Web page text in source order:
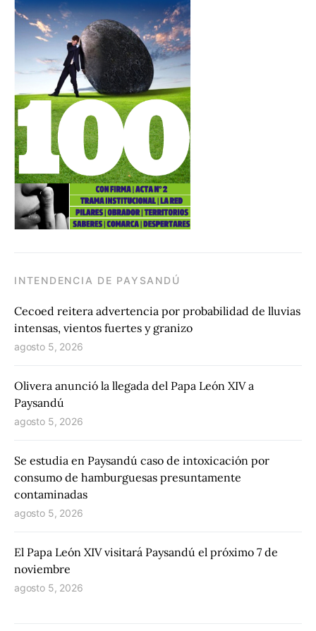
INTENDENCIA DE PAYSANDÚ
Cecoed reitera advertencia por probabilidad de lluvias
intensas, vientos fuertes y granizo
agosto 5, 2026
Olivera anunció la llegada del Papa León XIV a
Paysandú
agosto 5, 2026
Se estudia en Paysandú caso de intoxicación por
consumo de hamburguesas presuntamente
contaminadas
agosto 5, 2026
El Papa León XIV visitará Paysandú el próximo 7 de
noviembre
agosto 5, 2026